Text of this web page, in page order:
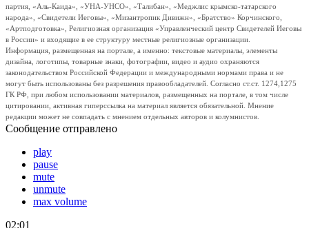
партия, «Аль-Каида», «УНА-УНСО», «Талибан», «Меджлис крымско-татарского
народа», «Свидетели Иеговы», «Мизантропик Дивижн», «Братство» Корчинского,
«Артподготовка», Религиозная организация «Управленческий центр Свидетелей Иеговы
в России» и входящие в ее структуру местные религиозные организации.
Информация, размещенная на портале, а именно: текстовые материалы, элементы
дизайна, логотипы, товарные знаки, фотографии, видео и аудио охраняются
законодательством Российской Федерации и международными нормами права и не
могут быть использованы без разрешения правообладателей. Согласно ст.ст. 1274,1275
ГК РФ, при любом использовании материалов, размещенных на портале, в том числе
цитировании, активная гиперссылка на материал является обязательной. Мнение
редакции может не совпадать с мнением отдельных авторов и колумнистов.
Сообщение отправлено
play
pause
mute
unmute
max volume
02:01